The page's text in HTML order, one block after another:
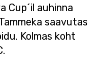
Cup´il auhinna
saavutas
Kolmas koht